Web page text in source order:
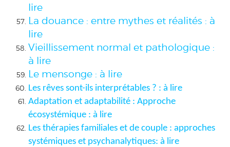
lire
La douance : entre mythes et réalités : à
lire
Vieillissement normal et pathologique :
à lire
Le mensonge : à lire
Les rêves sont-ils interprétables ? : à lire
Adaptation et adaptabilité : Approche
écosystémique : à lire
Les thérapies familiales et de couple : approches
systémiques et psychanalytiques: à lire